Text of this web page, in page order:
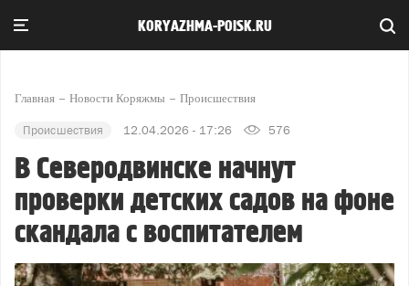
KORYAZHMA-POISK.RU
Главная Новости Коряжмы Происшествия
Происшествия 12.04.2026 - 17:26 576
В Северодвинске начнут
проверки детских садов на фоне
скандала с воспитателем